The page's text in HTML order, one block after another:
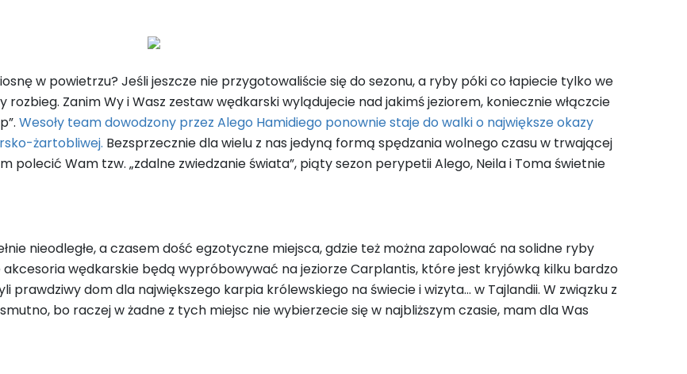
w powietrzu? Jeśli jeszcze nie przygotowaliście się do sezonu, a ryby póki co łapiecie tylko we
Zanim Wy i Wasz zestaw wędkarski wylądujecie nad jakimś jeziorem, koniecznie włączcie
Wesoły team dowodzony przez Alego Hamidiego ponownie staje do walki o największe okazy
żartobliwej. Bezsprzecznie dla wielu z nas jedyną formą spędzania wolnego czasu w trwającej
polecić Wam tzw. „zdalne zwiedzanie świata”, piąty sezon perypetii Alego, Neila i Toma świetnie
nieodległe, a czasem dość egzotyczne miejsca, gdzie też można zapolować na solidne ryby
akcesoria wędkarskie będą wypróbowywać na jeziorze Carplantis, które jest kryjówką kilku bardzo
prawdziwy dom dla największego karpia królewskiego na świecie i wizyta… w Tajlandii. W związku z
bo raczej w żadne z tych miejsc nie wybierzecie się w najbliższym czasie, mam dla Was